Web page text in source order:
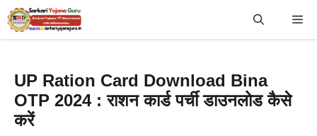
Skip
to
UP Ration Card Download Bina
OTP 2024 : राशन कार्ड पर्ची डाउनलोड कैसे
करें